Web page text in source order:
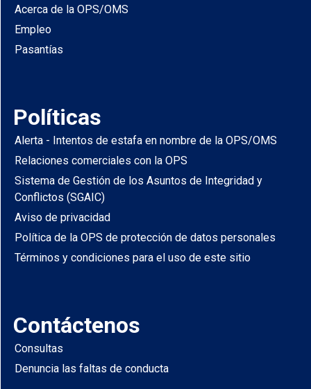
Acerca de la OPS/OMS
Empleo
Pasantías
Políticas
Alerta - Intentos de estafa en nombre de la OPS/OMS
Relaciones comerciales con la OPS
Sistema de Gestión de los Asuntos de Integridad y
Conflictos (SGAIC)
Aviso de privacidad
Política de la OPS de protección de datos personales
Términos y condiciones para el uso de este sitio
Contáctenos
Consultas
Denuncia las faltas de conducta